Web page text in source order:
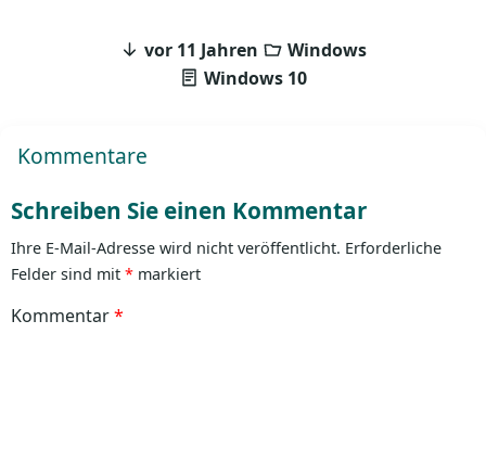
vor 11 Jahren
Windows
Windows 10
Kommentare
Schreiben Sie einen Kommentar
Ihre E-Mail-Adresse wird nicht veröffentlicht. Erforderliche
Felder sind mit * markiert
Kommentar*